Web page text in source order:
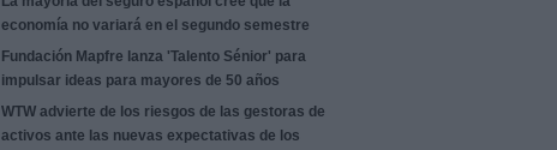
economía no variará en el segundo semestre
Fundación Mapfre lanza 'Talento Sénior' para
impulsar ideas para mayores de 50 años
WTW advierte de los riesgos de las gestoras de
activos ante las nuevas expectativas de los